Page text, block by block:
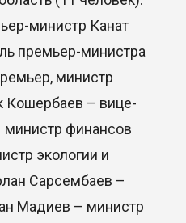
министр Канат
премьер-министра
министр
Кошербаев – вице-
финансов
экологии и
Сарсембаев –
Мадиев – министр